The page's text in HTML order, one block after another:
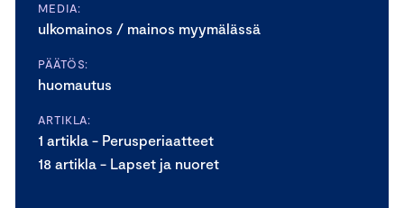
MEDIA:
ulkomainos / mainos myymälässä
PÄÄTÖS:
huomautus
ARTIKLA:
1 artikla - Perusperiaatteet
18 artikla - Lapset ja nuoret